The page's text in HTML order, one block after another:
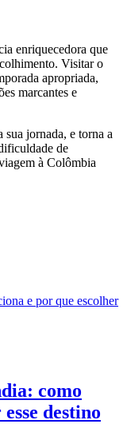
enriquecedora que
Visitar o
apropriada,
marcantes e
jornada, e torna a
de
à Colômbia
como
destino